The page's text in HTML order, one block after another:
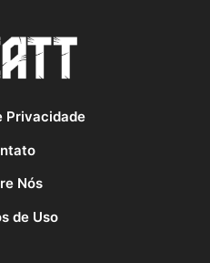
Privacidade
Nós
de Uso